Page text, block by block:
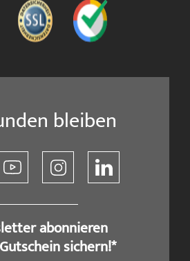
bleiben
abonnieren
sichern!*